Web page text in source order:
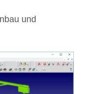
und